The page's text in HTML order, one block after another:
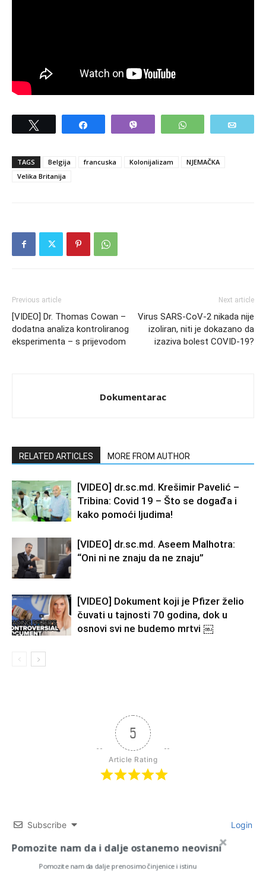
WhatsApp
TAGS Belgija francuska Kolonijalizam
NJEMAČKA
Velika Britanija
Previous article
[VIDEO] Dr. Thomas Cowan –
dodatna analiza kontroliranog
eksperimenta – s prijevodom
Next article
Virus SARS-CoV-2 nikada nije
izoliran, niti je dokazano da
izaziva bolest COVID-19?
Dokumentarac
RELATED ARTICLES MORE FROM AUTHOR
[VIDEO] dr.sc.md. Krešimir Pavelić –
Tribina: Covid 19 – Što se događa i
kako pomoći ljudima!
[VIDEO] dr.sc.md. Aseem Malhotra:
“Oni ni ne znaju da ne znaju”
[VIDEO] Dokument koji je Pfizer želio
čuvati u tajnosti 70 godina, dok u
osnovi svi ne budemo mrtvi ￼
5
Article Rating
Subscribe Login
Pomozite nam da i dalje ostanemo neovisni
Pomozite nam da dalje prenosimo činjenice i istinu